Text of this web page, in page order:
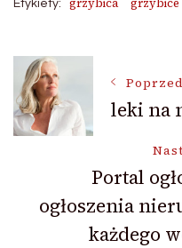
Etykiety: grzybica grzybice
wpisu
leki na
Portal
ogłoszenia
każdego